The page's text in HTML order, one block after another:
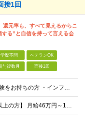
接1回
還元率も、すべて見えるからこ
する”と自信を持って言える会
学歴不問 ベテランOK
与複数月 面接1回
◆以下のいずれかの経験をお持ちの方 ・インフラ設計・構築の実務経験（オンプレ/クラウドどちらもOK） ・クラウド環境下での運用保守に関する実務経験 ◆学歴不問 ＜こんな方は特に歓迎します＞ ◎これま
【エンジニア経験6年以上の方】 月給46万円～100万円（固定残業代含む） ※上記月給には月30時間分の固定残業代（月8万7,400円～月19万円）を含む。超過分は全額支給。 【エンジニア経験4年以